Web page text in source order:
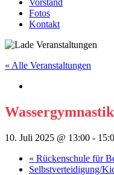
Vorstand
Fotos
Kontakt
« Alle Veranstaltungen
Wassergymnastik
10. Juli 2025 @ 13:00 -
« Rückenschule für
Selbstverteidigung/